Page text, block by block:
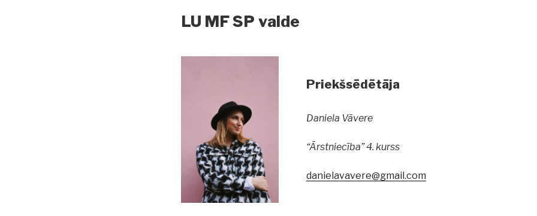
LU MF SP valde
Priekšsēdētāja
Daniela Vāvere
“Ārstniecība” 4. kurss
danielavavere@gmail.com